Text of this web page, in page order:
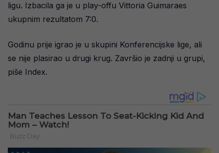
ligu. Izbacila ga je u play-offu Vittoria Guimaraes
ukupnim rezultatom 7:0.
Godinu prije igrao je u skupini Konferencijske lige, ali
se nije plasirao u drugi krug. Završio je zadnji u grupi,
piše Index.